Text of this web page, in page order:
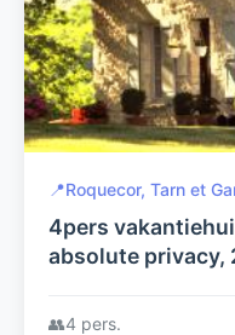
📍Roquecor, Tarn et
4pers
absolute privacy,
boules, tennis,
👥4 pers.